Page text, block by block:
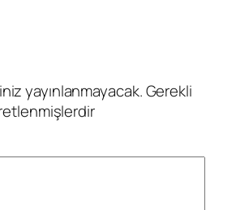
yayınlanmayacak.Gerekli